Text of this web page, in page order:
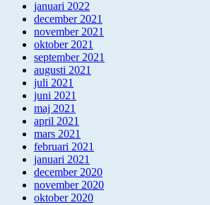
januari 2022
december 2021
november 2021
oktober 2021
september 2021
augusti 2021
juli 2021
juni 2021
maj 2021
april 2021
mars 2021
februari 2021
januari 2021
december 2020
november 2020
oktober 2020